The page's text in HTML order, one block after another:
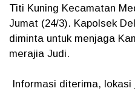
Titi Kuning Kecamatan
Jumat (24/3). Kapolsek
diminta untuk menjaga
merajia Judi.
Informasi diterima,